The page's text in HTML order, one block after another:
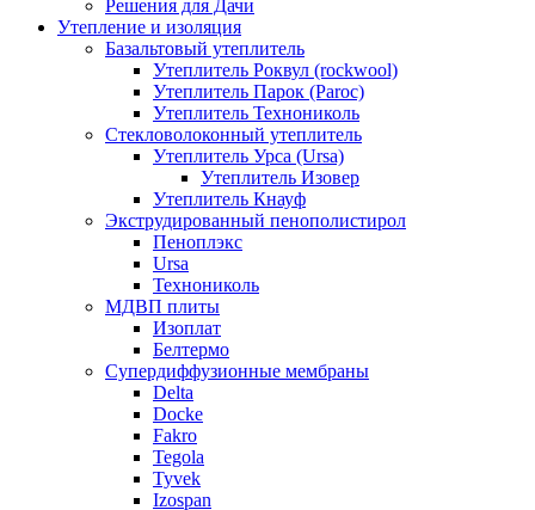
Решения для Дачи
Утепление и изоляция
Базальтовый утеплитель
Утеплитель Роквул (rockwool)
Утеплитель Парок (Paroc)
Утеплитель Технониколь
Стекловолоконный утеплитель
Утеплитель Урса (Ursa)
Утеплитель Изовер
Утеплитель Кнауф
Экструдированный пенополистирол
Пеноплэкс
Ursa
Технониколь
МДВП плиты
Изоплат
Белтермо
Супердиффузионные мембраны
Delta
Docke
Fakro
Tegola
Tyvek
Izospan